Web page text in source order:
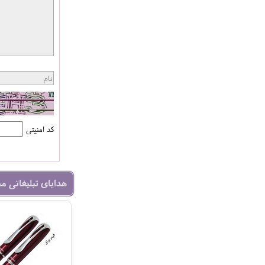
کد امنیتی
هدایای تبلیغاتی